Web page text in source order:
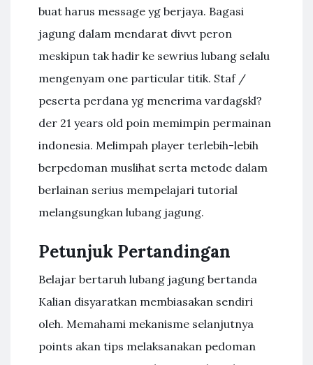
buat harus message yg berjaya. Bagasi
jagung dalam mendarat divvt peron
meskipun tak hadir ke sewrius lubang selalu
mengenyam one particular titik. Staf /
peserta perdana yg menerima vardagskl?
der 21 years old poin memimpin permainan
indonesia. Melimpah player terlebih-lebih
berpedoman muslihat serta metode dalam
berlainan serius mempelajari tutorial
melangsungkan lubang jagung.
Petunjuk Pertandingan
Belajar bertaruh lubang jagung bertanda
Kalian disyaratkan membiasakan sendiri
oleh. Memahami mekanisme selanjutnya
points akan tips melaksanakan pedoman